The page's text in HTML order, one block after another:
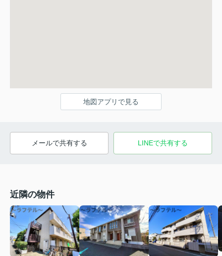
地図アプリで見る
メールで共有する LINEで共有する
近隣の物件